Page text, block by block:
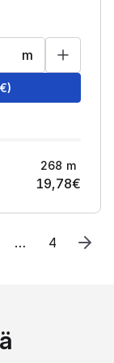
m
€)
268 m
19,78€
… 4